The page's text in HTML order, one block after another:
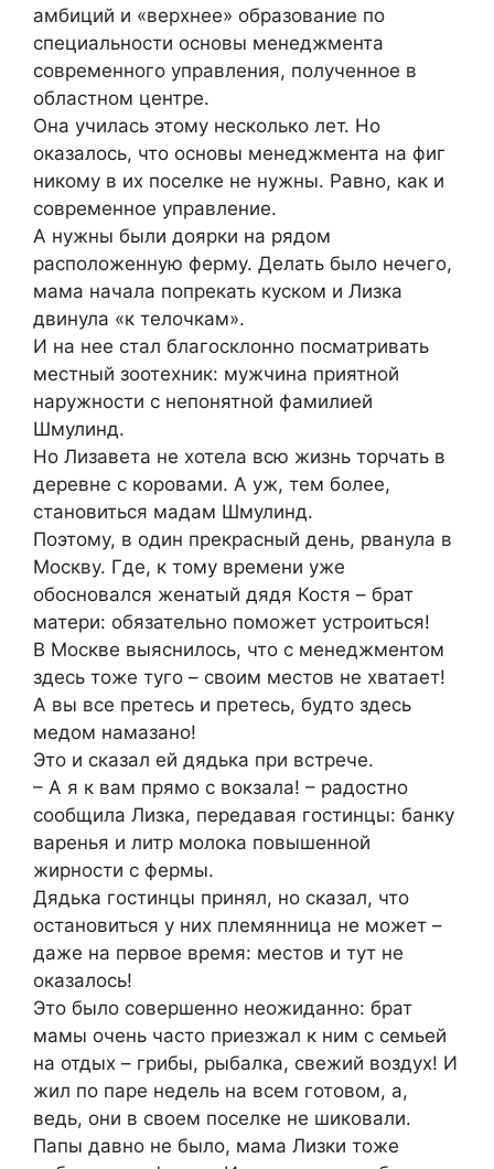
амбиций и «верхнее» образование по
специальности основы менеджмента
современного управления, полученное в
областном центре.
Она училась этому несколько лет. Но
оказалось, что основы менеджмента на фиг
никому в их поселке не нужны. Равно, как и
современное управление.
А нужны были доярки на рядом
расположенную ферму. Делать было нечего,
мама начала попрекать куском и Лизка
двинула «к телочкам».
И на нее стал благосклонно посматривать
местный зоотехник: мужчина приятной
наружности с непонятной фамилией
Шмулинд.
Но Лизавета не хотела всю жизнь торчать в
деревне с коровами. А уж, тем более,
становиться мадам Шмулинд.
Поэтому, в один прекрасный день, рванула в
Москву. Где, к тому времени уже
обосновался женатый дядя Костя – брат
матери: обязательно поможет устроиться!
В Москве выяснилось, что с менеджментом
здесь тоже туго – своим местов не хватает!
А вы все претесь и претесь, будто здесь
медом намазано!
Это и сказал ей дядька при встрече.
– А я к вам прямо с вокзала! – радостно
сообщила Лизка, передавая гостинцы: банку
варенья и литр молока повышенной
жирности с фермы.
Дядька гостинцы принял, но сказал, что
остановиться у них племянница не может –
даже на первое время: местов и тут не
оказалось!
Это было совершенно неожиданно: брат
мамы очень часто приезжал к ним с семьей
на отдых – грибы, рыбалка, свежий воздух! И
жил по паре недель на всем готовом, а,
ведь, они в своем поселке не шиковали.
Папы давно не было, мама Лизки тоже